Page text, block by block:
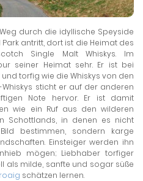
durch die idyllische Speyside
antritt, dort ist die Heimat des
Single Malt Whiskys. Im
seiner Heimat sehr. Er ist bei
torfig wie die Whiskys von den
sticht er auf der anderen
Note hervor. Er ist damit
wie ein Ruf aus den wilderen
Schottlands, in denen es nicht
bestimmen, sondern karge
Einsteiger werden ihn
mögen; Liebhaber torfiger
als milde, sanfte und sogar süße
schätzen lernen.